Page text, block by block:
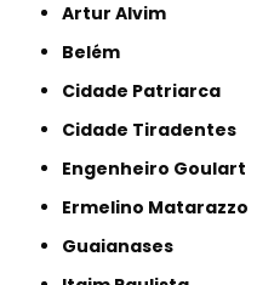
Artur Alvim
Belém
Cidade Patriarca
Cidade Tiradentes
Engenheiro Goulart
Ermelino Matarazzo
Guaianases